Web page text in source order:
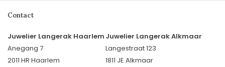
Contact
Juwelier Langerak Haarlem
Anegang 7
2011 HR Haarlem
Juwelier Langerak Alkmaar
Langestraat 123
1811 JE Alkmaar